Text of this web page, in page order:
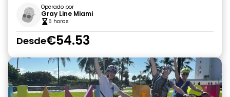
Operado por
Gray Line Miami
5 horas
Desde€54.53